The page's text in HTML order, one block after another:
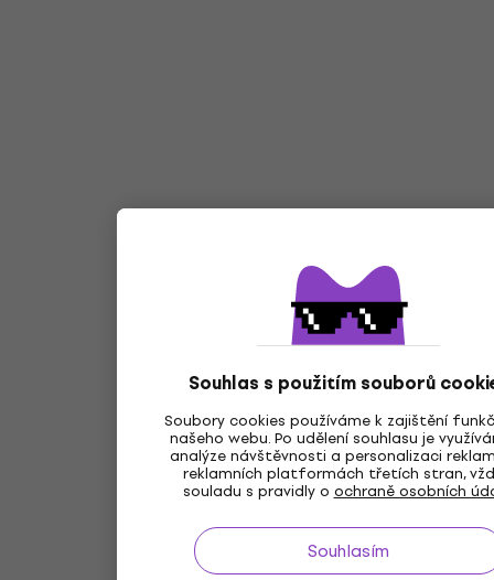
Souhlas s použitím souborů
Soubory cookies používáme k zajištění
našeho webu. Po udělení souhlasu je
analýze návštěvnosti a personalizaci
reklamních platformách třetích stran,
souladu s pravidly o ochraně osobních
Souhlasím